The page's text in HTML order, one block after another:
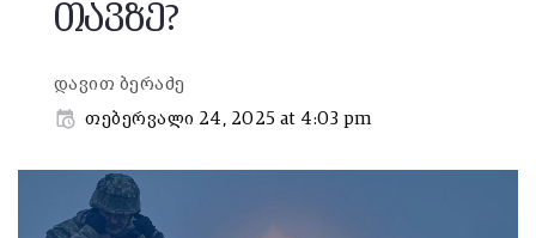
თავზე?
დავით ბერაძე
თებერვალი 24, 2025 at 4:03 pm